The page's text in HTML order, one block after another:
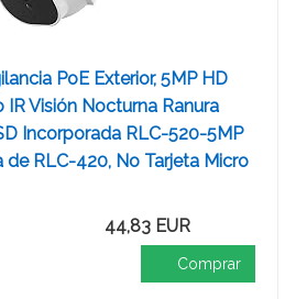
PoE Exterior, 5MP HD
Visión Nocturna Ranura
Incorporada RLC-520-5MP
de RLC-420, No Tarjeta Micro
44,83 EUR
Comprar